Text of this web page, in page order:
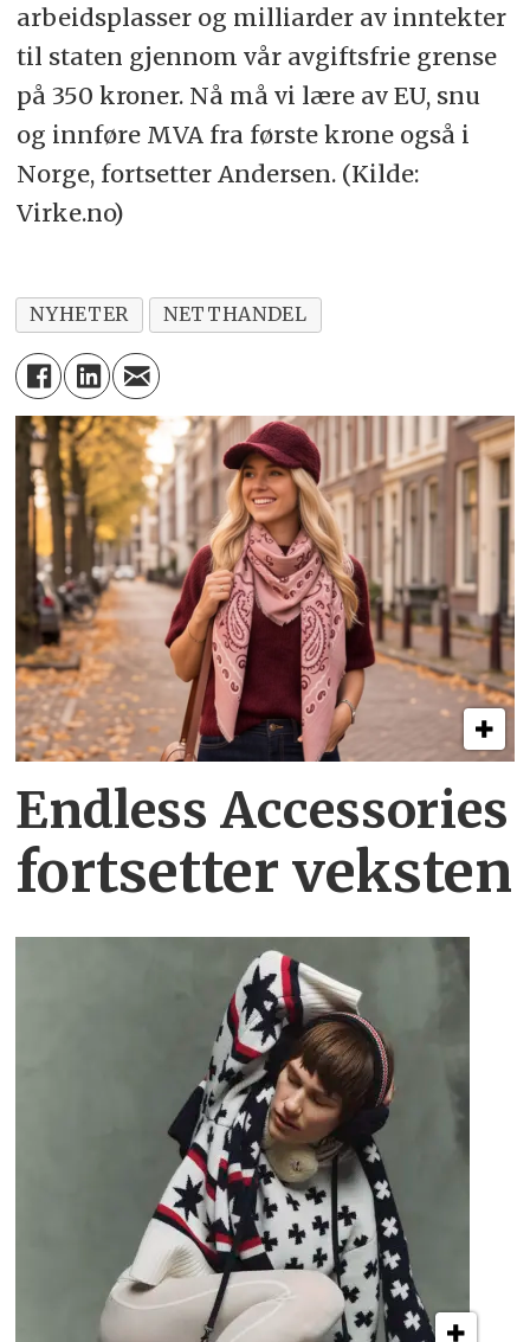
arbeidsplasser og milliarder av inntekter
til staten gjennom vår avgiftsfrie grense
på 350 kroner. Nå må vi lære av EU, snu
og innføre MVA fra første krone også i
Norge, fortsetter Andersen. (Kilde:
Virke.no)
NYHETER NETTHANDEL
Endless Accessories
fortsetter veksten